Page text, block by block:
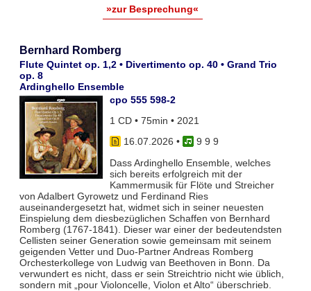
»zur Besprechung«
Bernhard Romberg
Flute Quintet op. 1,2 • Divertimento op. 40 • Grand Trio
op. 8
Ardinghello Ensemble
cpo 555 598-2
1 CD • 75min • 2021
16.07.2026 •
9 9 9
Dass Ardinghello Ensemble, welches
sich bereits erfolgreich mit der
Kammermusik für Flöte und Streicher
von Adalbert Gyrowetz und Ferdinand Ries
auseinandergesetzt hat, widmet sich in seiner neuesten
Einspielung dem diesbezüglichen Schaffen von Bernhard
Romberg (1767-1841). Dieser war einer der bedeutendsten
Cellisten seiner Generation sowie gemeinsam mit seinem
geigenden Vetter und Duo-Partner Andreas Romberg
Orchesterkollege von Ludwig van Beethoven in Bonn. Da
verwundert es nicht, dass er sein Streichtrio nicht wie üblich,
sondern mit „pour Violoncelle, Violon et Alto“ überschrieb.